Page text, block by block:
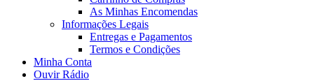
As Minhas Encomendas
Informações Legais
Entregas e Pagamentos
Termos e Condições
Minha Conta
Ouvir Rádio